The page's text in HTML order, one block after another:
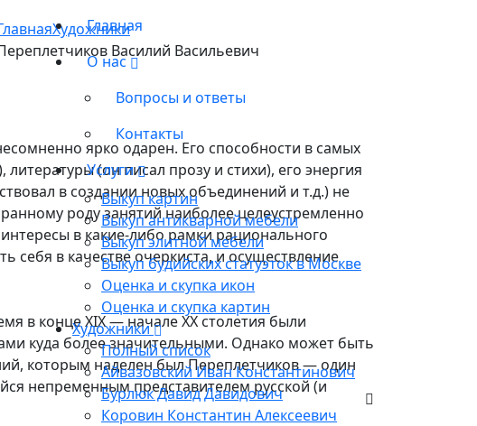
Главная
О нас
Вопросы и ответы
Контакты
Услуги
Выкуп картин
Выкуп антикварной мебели
Выкуп элитной мебели
Выкуп будийских статуэток в Москве
Оценка и скупка икон
Оценка и скупка картин
Художники
Полный список
Айвазовский Иван Константинович
Бурлюк Давид Давидович
Коровин Константин Алексеевич
Художники
Василий Васильевич
ярко одарен. Его способности в самых
(он писал прозу и стихи), его энергия
в создании новых объединений и т.д.) не
роду занятий наиболее целеустремленно
в какие-либо рамки рационального
в качестве очеркиста, и осуществление
в конце XIX — начале ХХ столетия были
куда более значительными. Однако может быть
которым наделен был Переплетчиков — один
непременным представителем русской (и